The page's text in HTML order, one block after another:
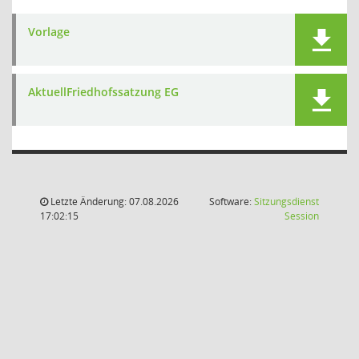
Vorlage
AktuellFriedhofssatzung EG
Letzte Änderung: 07.08.2026
17:02:15
Software:Sitzungsdienst
Session(Wird in